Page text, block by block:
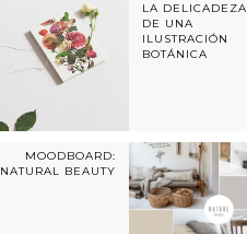
LA DELICADEZA
DE UNA
ILUSTRACIÓN
BOTÁNICA
MOODBOARD:
NATURAL BEAUTY